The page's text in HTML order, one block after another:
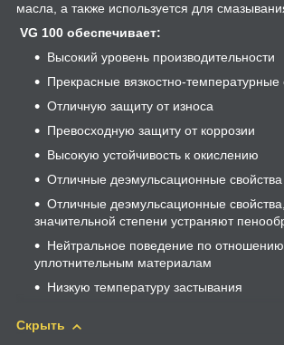
масла, а также используется для
VG 100 обеспечивает:
Высокий уровень производительности
Прекрасные вязкостно-температурные
Отличную защиту от износа
Превосходную защиту от коррозии
Высокую устойчивость к окислению
Отличные деэмульсационные свойства
Отличные деэмульсационные
значительной степени устраняют
Нейтральное поведение по
уплотнительным материалам
Низкую температуру застывания
Скрыть